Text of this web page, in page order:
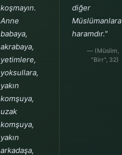
koşmayın.
Anne
babaya,
akrabaya,
yetimlere,
yoksullara,
yakın
komşuya,
uzak
komşuya,
yakın
arkadaşa,
diğer
Müslümanlara
haramdır."
— (Müslim,
"Birr", 32)